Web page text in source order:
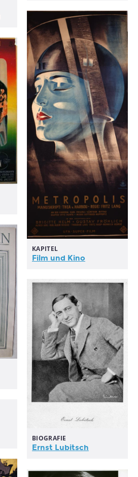
KAPITEL
Film und Kino
BIOGRAFIE
Ernst Lubitsch